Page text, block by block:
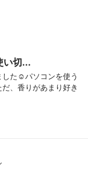
い切...
した☺️パソコンを使う
、香りがあまり好き